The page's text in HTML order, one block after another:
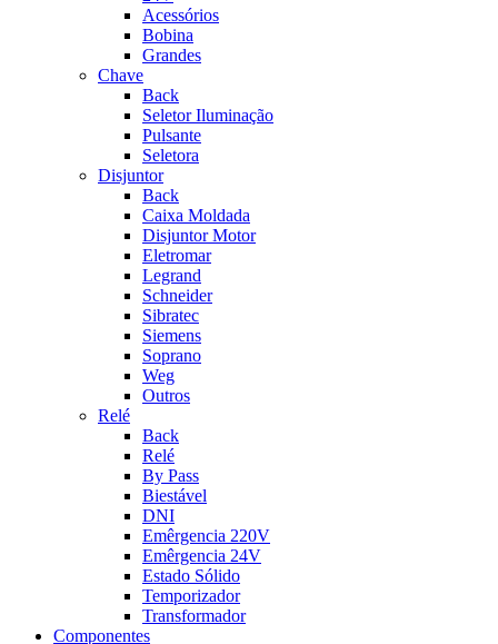
Acessórios
Bobina
Grandes
Chave
Back
Seletor Iluminação
Pulsante
Seletora
Disjuntor
Back
Caixa Moldada
Disjuntor Motor
Eletromar
Legrand
Schneider
Sibratec
Siemens
Soprano
Weg
Outros
Relé
Back
Relé
By Pass
Biestável
DNI
Emêrgencia 220V
Emêrgencia 24V
Estado Sólido
Temporizador
Transformador
Componentes